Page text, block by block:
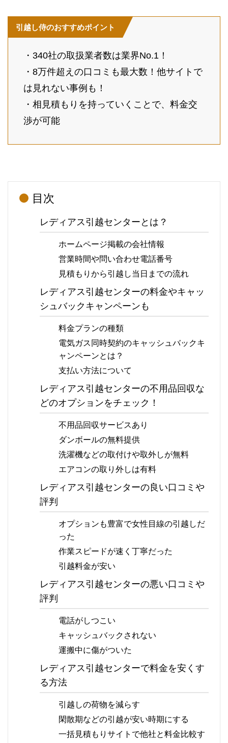
引越し侍のおすすめポイント
・340社の取扱業者数は業界No.1！
・8万件超えの口コミも最大数！他サイトで
は見れない事例も！
・相見積もりを持っていくことで、料金交
渉が可能
目次
レディアス引越センターとは？
ホームページ掲載の会社情報
営業時間や問い合わせ電話番号
見積もりから引越し当日までの流れ
レディアス引越センターの料金やキャッ
シュバックキャンペーンも
料金プランの種類
電気ガス同時契約のキャッシュバックキ
ャンペーンとは？
支払い方法について
レディアス引越センターの不用品回収な
どのオプションをチェック！
不用品回収サービスあり
ダンボールの無料提供
洗濯機などの取付けや取外しが無料
エアコンの取り外しは有料
レディアス引越センターの良い口コミや
評判
オプションも豊富で女性目線の引越しだ
った
作業スピードが速く丁寧だった
引越料金が安い
レディアス引越センターの悪い口コミや
評判
電話がしつこい
キャッシュバックされない
運搬中に傷がついた
レディアス引越センターで料金を安くす
る方法
引越しの荷物を減らす
閑散期などの引越が安い時期にする
一括見積もりサイトで他社と料金比較す